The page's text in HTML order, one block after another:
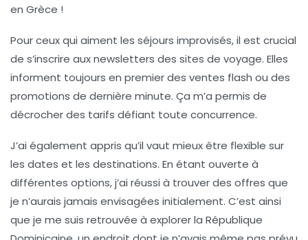
en Grèce !
Pour ceux qui aiment les séjours improvisés, il est crucial
de s’inscrire aux newsletters des sites de voyage. Elles
informent toujours en premier des ventes flash ou des
promotions de dernière minute. Ça m’a permis de
décrocher des tarifs défiant toute concurrence.
J’ai également appris qu’il vaut mieux être flexible sur
les dates et les destinations. En étant ouverte à
différentes options, j’ai réussi à trouver des offres que
je n’aurais jamais envisagées initialement. C’est ainsi
que je me suis retrouvée à explorer la République